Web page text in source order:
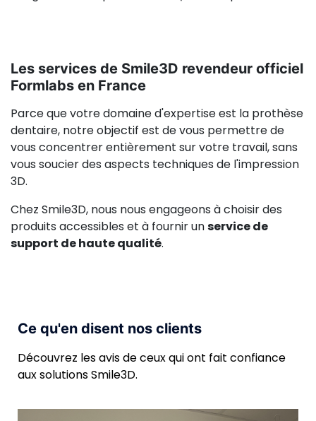
Les services de Smile3D revendeur officiel
Formlabs en France
Parce que votre domaine d'expertise est la prothèse
dentaire, notre objectif est de vous permettre de
vous concentrer entièrement sur votre travail, sans
vous soucier des aspects techniques de l'impression
3D.
Chez Smile3D, nous nous engageons à choisir des
produits accessibles et à fournir unservice de
support de haute qualité.
Ce qu'en disent nos clients
Découvrez les avis de ceux qui ont fait confiance
aux solutions Smile3D.